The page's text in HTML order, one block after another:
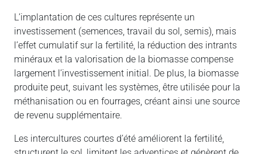
L’implantation de ces cultures représente un
investissement (semences, travail du sol, semis), mais
l’effet cumulatif sur la fertilité, la réduction des intrants
minéraux et la valorisation de la biomasse compense
largement l’investissement initial. De plus, la biomasse
produite peut, suivant les systèmes, être utilisée pour la
méthanisation ou en fourrages, créant ainsi une source
de revenu supplémentaire.
Les intercultures courtes d’été améliorent la fertilité,